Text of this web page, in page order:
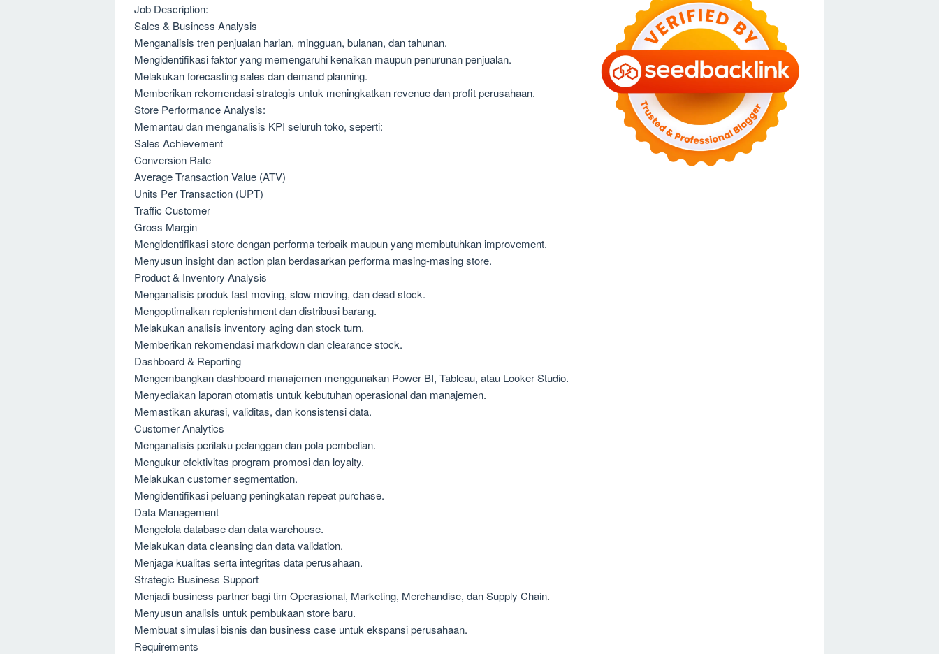
Job Description:
Sales & Business Analysis
Menganalisis tren penjualan harian, mingguan, bulanan, dan tahunan.
Mengidentifikasi faktor yang memengaruhi kenaikan maupun penurunan penjualan.
Melakukan forecasting sales dan demand planning.
Memberikan rekomendasi strategis untuk meningkatkan revenue dan profit perusahaan.
Store Performance Analysis:
Memantau dan menganalisis KPI seluruh toko, seperti:
Sales Achievement
Conversion Rate
Average Transaction Value (ATV)
Units Per Transaction (UPT)
Traffic Customer
Gross Margin
Mengidentifikasi store dengan performa terbaik maupun yang membutuhkan improvement.
Menyusun insight dan action plan berdasarkan performa masing-masing store.
Product & Inventory Analysis
Menganalisis produk fast moving, slow moving, dan dead stock.
Mengoptimalkan replenishment dan distribusi barang.
Melakukan analisis inventory aging dan stock turn.
Memberikan rekomendasi markdown dan clearance stock.
Dashboard & Reporting
Mengembangkan dashboard manajemen menggunakan Power BI, Tableau, atau Looker Studio.
Menyediakan laporan otomatis untuk kebutuhan operasional dan manajemen.
Memastikan akurasi, validitas, dan konsistensi data.
Customer Analytics
Menganalisis perilaku pelanggan dan pola pembelian.
Mengukur efektivitas program promosi dan loyalty.
Melakukan customer segmentation.
Mengidentifikasi peluang peningkatan repeat purchase.
Data Management
Mengelola database dan data warehouse.
Melakukan data cleansing dan data validation.
Menjaga kualitas serta integritas data perusahaan.
Strategic Business Support
Menjadi business partner bagi tim Operasional, Marketing, Merchandise, dan Supply Chain.
Menyusun analisis untuk pembukaan store baru.
Membuat simulasi bisnis dan business case untuk ekspansi perusahaan.
Requirements